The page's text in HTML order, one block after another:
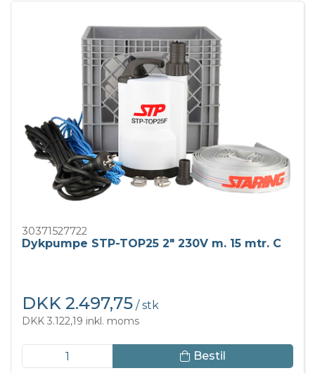
30371527722
Dykpumpe STP-TOP25 2" 230V m. 15 mtr. C
DKK 2.497,75 / stk
DKK 3.122,19 inkl. moms
Bestil